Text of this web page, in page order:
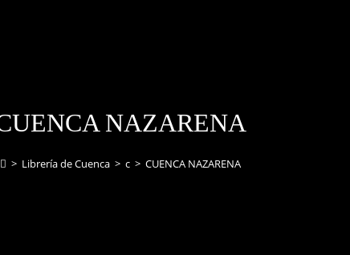
NAZARENA
> Librería de Cuenca > c > CUENCA NAZARENA